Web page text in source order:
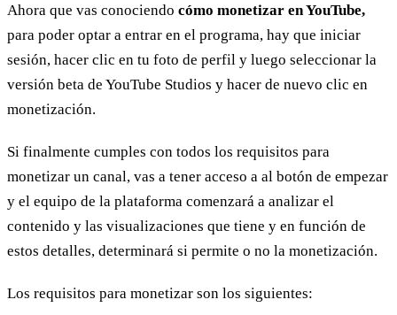
Ahora que vas conociendo cómo monetizar en YouTube,
para poder optar a entrar en el programa, hay que iniciar
sesión, hacer clic en tu foto de perfil y luego seleccionar la
versión beta de YouTube Studios y hacer de nuevo clic en
monetización.
Si finalmente cumples con todos los requisitos para
monetizar un canal, vas a tener acceso a al botón de empezar
y el equipo de la plataforma comenzará a analizar el
contenido y las visualizaciones que tiene y en función de
estos detalles, determinará si permite o no la monetización.
Los requisitos para monetizar son los siguientes: